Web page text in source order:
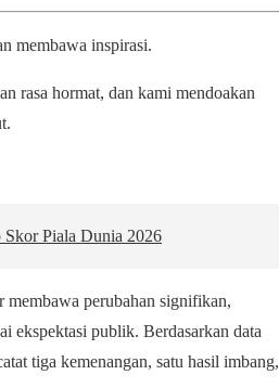
membawa inspirasi.
rasa hormat, dan kami mendoakan
Skor Piala Dunia 2026
membawa perubahan signifikan,
ekspektasi publik. Berdasarkan data
tiga kemenangan, satu hasil imbang,